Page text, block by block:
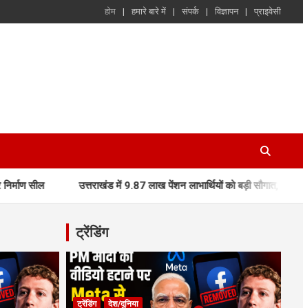
होम हमारे बारे में संपर्क विज्ञापन प्राइवेसी
उत्तराखंड में 9.87 लाख पेंशन लाभार्थियों को बड़ी सौगात, मुख्यमंत्री धामी ने
ट्रेंडिंग
ट्रेंडिंग देश/दुनिया